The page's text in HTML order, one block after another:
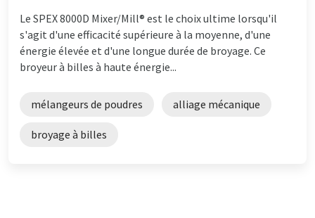
Le SPEX 8000D Mixer/Mill® est le choix ultime lorsqu'il
s'agit d'une efficacité supérieure à la moyenne, d'une
énergie élevée et d'une longue durée de broyage. Ce
broyeur à billes à haute énergie...
mélangeurs de poudres alliage mécanique
broyage à billes